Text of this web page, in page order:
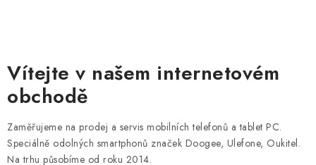
Vítejte v našem internetovém
obchodě
Zaměřujeme na prodej a servis mobilních telefonů a tablet PC.
Speciálně odolných smartphonů značek Doogee, Ulefone, Oukitel.
Na trhu působíme od roku 2014.